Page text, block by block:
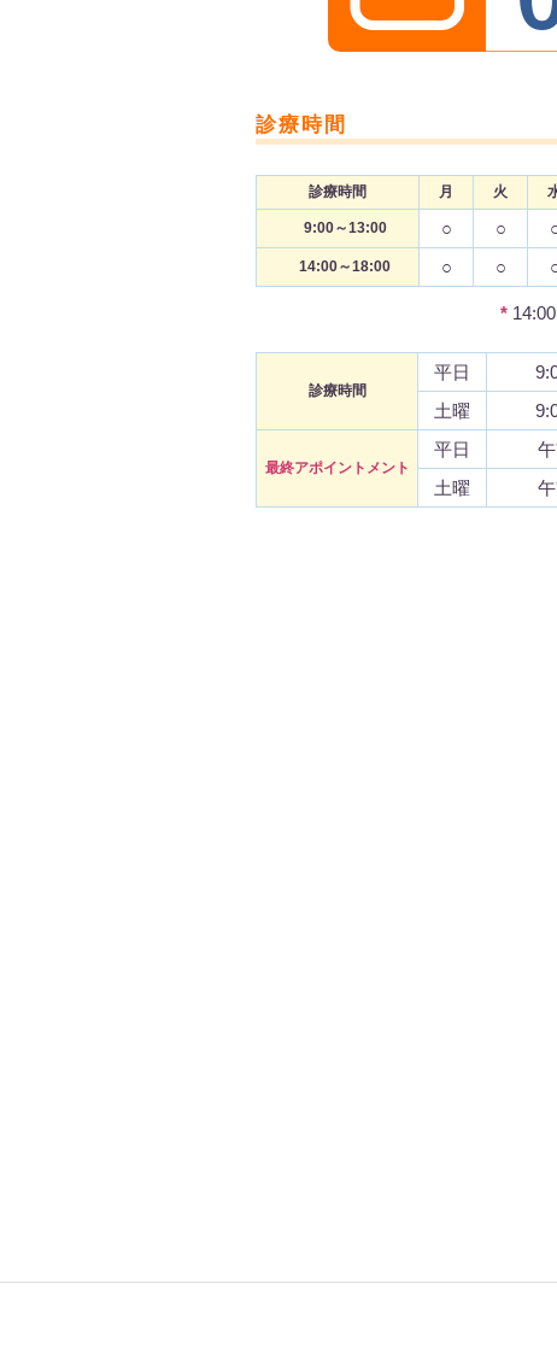
診療時間
診療時間 月 火
9:00～13:00 ○ ○
14:00～18:00 ○ ○
*
診療時間
平日
土曜
最終アポイントメント
平日
土曜